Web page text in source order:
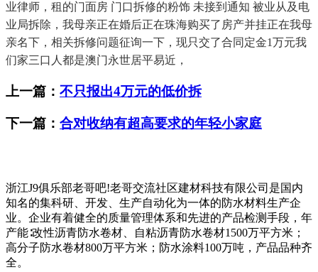
业律师，租的门面房 门口拆修的粉饰 未接到通知 被业从及电
业局拆除，我母亲正在婚后正在珠海购买了房产并挂正在我母
亲名下，相关拆修问题征询一下，现只交了合同定金1万元我
们家三口人都是澳门永世居平易近，
上一篇： 不只报出4万元的低价拆
下一篇： 合对收纳有超高要求的年轻小家庭
浙江J9俱乐部老哥吧!老哥交流社区建材科技有限公司是国内
知名的集科研、开发、生产自动化为一体的防水材料生产企
业。企业有着健全的质量管理体系和先进的产品检测手段，年
产能∶改性沥青防水卷材、自粘沥青防水卷材1500万平方米；
高分子防水卷材800万平方米；防水涂料100万吨，产品品种齐
全。